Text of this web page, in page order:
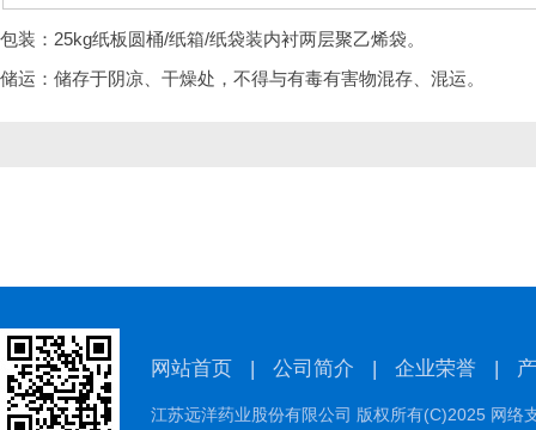
包装：25kg纸板圆桶/纸箱/纸袋装内衬两层聚乙烯袋。
储运：储存于阴凉、干燥处，不得与有毒有害物混存、混运。
网站首页 | 公司简介 | 企业荣誉 |
江苏远洋药业股份有限公司 版权所有(C)2025 网络